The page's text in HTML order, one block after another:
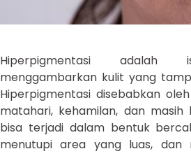
Hiperpigmentasi adalah
menggambarkan kulit yang
Hiperpigmentasi disebabkan
matahari, kehamilan, dan masih
bisa terjadi dalam bentuk
menutupi area yang luas, dan